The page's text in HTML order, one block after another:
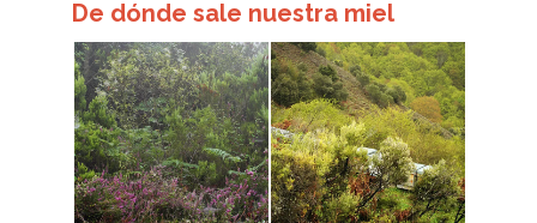
De dónde sale nuestra miel